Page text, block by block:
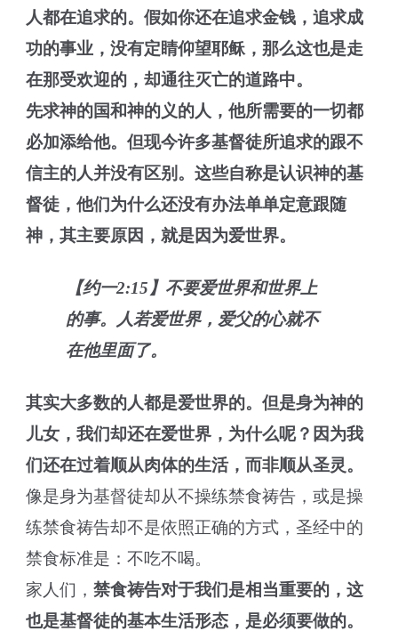
人都在追求的。假如你还在追求金钱，追求成
功的事业，没有定睛仰望耶稣，那么这也是走
在那受欢迎的，却通往灭亡的道路中。
先求神的国和神的义的人，他所需要的一切都
必加添给他。但现今许多基督徒所追求的跟不
信主的人并没有区别。这些自称是认识神的基
督徒，他们为什么还没有办法单单定意跟随
神，其主要原因，就是因为爱世界。
【约一2:15】不要爱世界和世界上
的事。人若爱世界，爱父的心就不
在他里面了。
其实大多数的人都是爱世界的。但是身为神的
儿女，我们却还在爱世界，为什么呢？因为我
们还在过着顺从肉体的生活，而非顺从圣灵。
像是身为基督徒却从不操练禁食祷告，或是操
练禁食祷告却不是依照正确的方式，圣经中的
禁食标准是：不吃不喝。
家人们，禁食祷告对于我们是相当重要的，这
也是基督徒的基本生活形态，是必须要做的。